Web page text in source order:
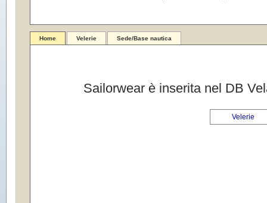
Home Velerie Sede/Base nautica
Sailorwear è inserita nel DB
Velerie